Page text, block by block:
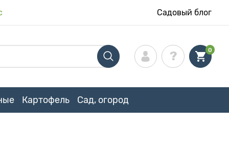
Садовый блог
0
Картофель Сад, огород